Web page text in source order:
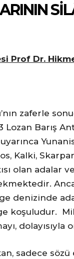
Prof Dr.
zaferle
Lozan Barış
Kalki,
olan adalar
denizinde
koşuludur.
sadece